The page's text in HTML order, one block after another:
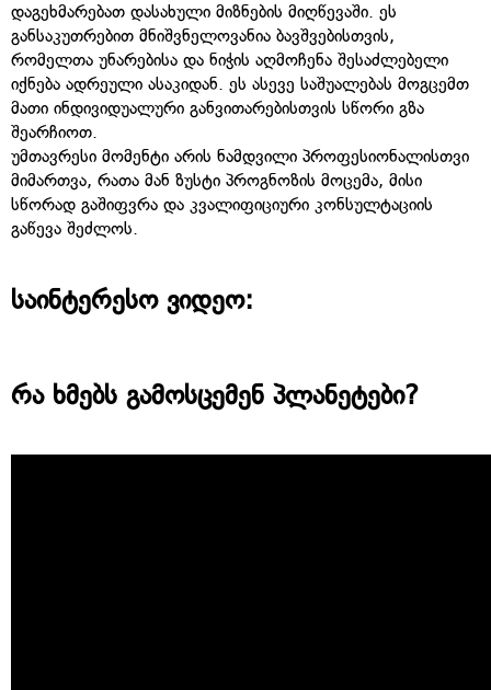
დაგეხმარებათ დასახული მიზნების მიღწევაში. ეს
განსაკუთრებით მნიშვნელოვანია ბავშვებისთვის,
რომელთა უნარებისა და ნიჭის აღმოჩენა შესაძლებელი
იქნება ადრეული ასაკიდან. ეს ასევე საშუალებას მოგცემთ
მათი ინდივიდუალური განვითარებისთვის სწორი გზა
შეარჩიოთ.
უმთავრესი მომენტი არის ნამდვილი პროფესიონალისთვი
მიმართვა, რათა მან ზუსტი პროგნოზის მოცემა, მისი
სწორად გაშიფვრა და კვალიფიციური კონსულტაციის
გაწევა შეძლოს.
საინტერესო ვიდეო:
რა ხმებს გამოსცემენ პლანეტები?